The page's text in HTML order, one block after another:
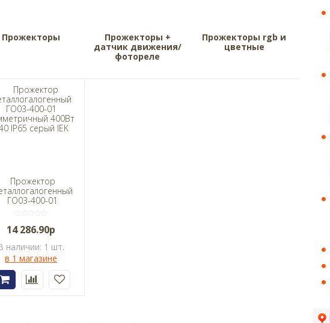
Прожекторы
Прожекторы +
датчик движения/
фотореле
Прожекторы rgb и
цветные
Прожектор
ГО03-400-01
серый IEK
14 286.90р
наличии: 1 шт.
в 1 магазине